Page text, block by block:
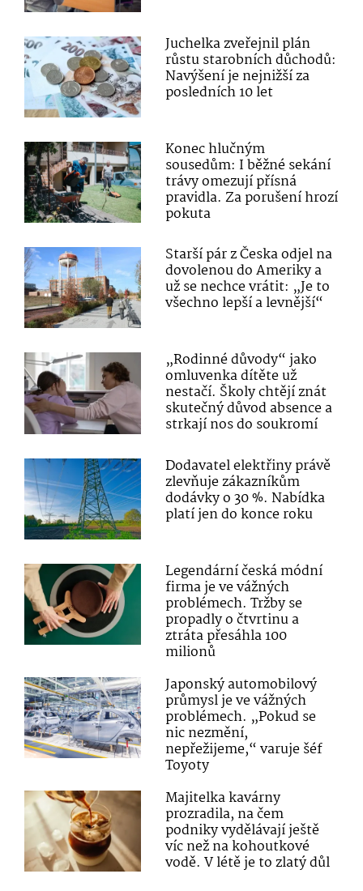
Juchelka zveřejnil plán
růstu starobních důchodů:
Navýšení je nejnižší za
posledních 10 let
Konec hlučným
sousedům: I běžné sekání
trávy omezují přísná
pravidla. Za porušení hrozí
pokuta
Starší pár z Česka odjel na
dovolenou do Ameriky a
už se nechce vrátit: „Je to
všechno lepší a levnější“
„Rodinné důvody“ jako
omluvenka dítěte už
nestačí. Školy chtějí znát
skutečný důvod absence a
strkají nos do soukromí
Dodavatel elektřiny právě
zlevňuje zákazníkům
dodávky o 30 %. Nabídka
platí jen do konce roku
Legendární česká módní
firma je ve vážných
problémech. Tržby se
propadly o čtvrtinu a
ztráta přesáhla 100
milionů
Japonský automobilový
průmysl je ve vážných
problémech. „Pokud se
nic nezmění,
nepřežijeme,“ varuje šéf
Toyoty
Majitelka kavárny
prozradila, na čem
podniky vydělávají ještě
víc než na kohoutkové
vodě. V létě je to zlatý důl